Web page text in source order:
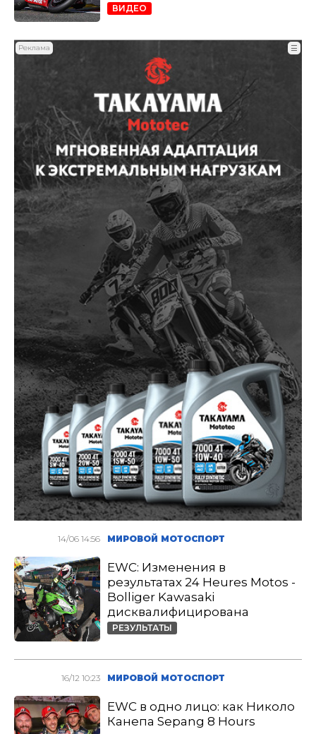
ВИДЕО
Реклама ☰
14/06 14:56 МИРОВОЙ МОТОСПОРТ
EWC: Изменения в
результатах 24 Heures Motos -
Bolliger Kawasaki
дисквалифицирована
РЕЗУЛЬТАТЫ
16/12 10:23 МИРОВОЙ МОТОСПОРТ
EWC в одно лицо: как Николо
Канепа Sepang 8 Hours